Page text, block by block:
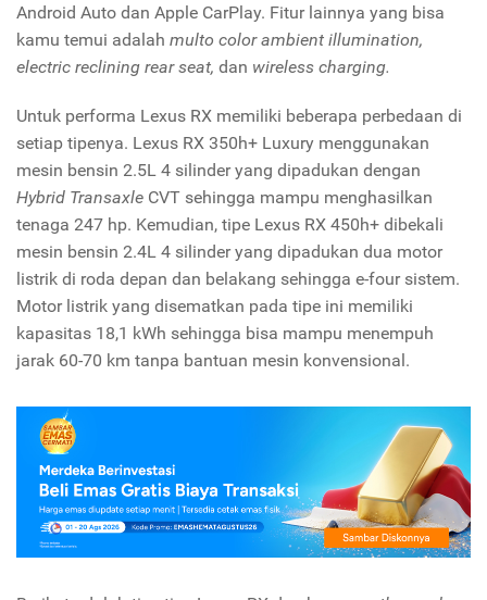
Android Auto dan Apple CarPlay. Fitur lainnya yang bisa
kamu temui adalah multo color ambient illumination,
electric reclining rear seat, dan wireless charging.
Untuk performa Lexus RX memiliki beberapa perbedaan di
setiap tipenya. Lexus RX 350h+ Luxury menggunakan
mesin bensin 2.5L 4 silinder yang dipadukan dengan
Hybrid Transaxle CVT sehingga mampu menghasilkan
tenaga 247 hp. Kemudian, tipe Lexus RX 450h+ dibekali
mesin bensin 2.4L 4 silinder yang dipadukan dua motor
listrik di roda depan dan belakang sehingga e-four sistem.
Motor listrik yang disematkan pada tipe ini memiliki
kapasitas 18,1 kWh sehingga bisa mampu menempuh
jarak 60-70 km tanpa bantuan mesin konvensional.